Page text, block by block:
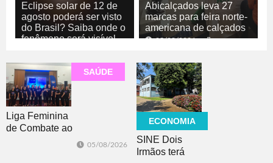
Eclipse solar de 12 de
agosto poderá ser visto
do Brasil? Saiba onde o
fenômeno será visível
Abicalçados leva 27
marcas para feira norte-
americana de calçados
05/08/2026
SAÚDE
Liga Feminina
de Combate ao
05/08/2026
ECONOMIA
SINE Dois
Irmãos terá